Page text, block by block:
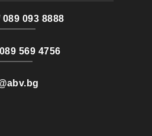
089 093 8888
569 4756